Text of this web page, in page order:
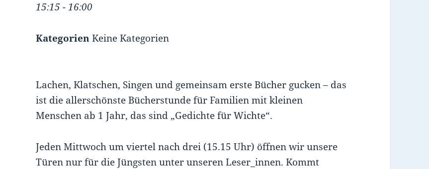
15:15 - 16:00
KategorienKeine Kategorien
Lachen, Klatschen, Singen und gemeinsam erste Bücher gucken – das
ist die allerschönste Bücherstunde für Familien mit kleinen
Menschen ab 1 Jahr, das sind „Gedichte für Wichte“.
Jeden Mittwoch um viertel nach drei (15.15 Uhr) öffnen wir unsere
Türen nur für die Jüngsten unter unseren Leser_innen. Kommt